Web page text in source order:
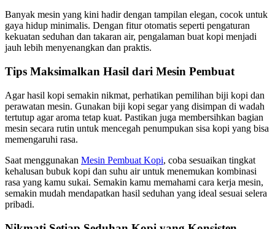
Banyak mesin yang kini hadir dengan tampilan elegan, cocok untuk
gaya hidup minimalis. Dengan fitur otomatis seperti pengaturan
kekuatan seduhan dan takaran air, pengalaman buat kopi menjadi
jauh lebih menyenangkan dan praktis.
Tips Maksimalkan Hasil dari Mesin Pembuat
Agar hasil kopi semakin nikmat, perhatikan pemilihan biji kopi dan
perawatan mesin. Gunakan biji kopi segar yang disimpan di wadah
tertutup agar aroma tetap kuat. Pastikan juga membersihkan bagian
mesin secara rutin untuk mencegah penumpukan sisa kopi yang bisa
memengaruhi rasa.
Saat menggunakan Mesin Pembuat Kopi, coba sesuaikan tingkat
kehalusan bubuk kopi dan suhu air untuk menemukan kombinasi
rasa yang kamu sukai. Semakin kamu memahami cara kerja mesin,
semakin mudah mendapatkan hasil seduhan yang ideal sesuai selera
pribadi.